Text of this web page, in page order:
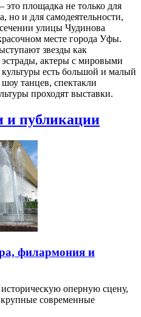
площадка не только для
но и для самодеятельности,
улицы Чудинова
месте города Уфы.
звезды как
актеры с мировыми
есть большой и малый
танцев, спектакли
проходят выставки.
и публикации
филармония и
оперную сцену,
современные